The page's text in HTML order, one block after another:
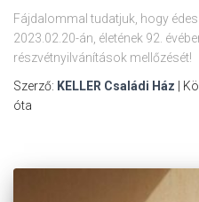
Fájdalommal tudatjuk, hogy
2023.02.20-án, életének 92.
részvétnyilvánítások
Szerző: KELLER Családi Ház |
óta